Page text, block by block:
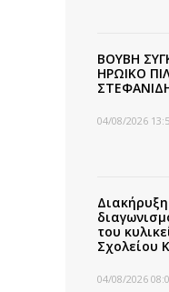
ΒΟΥΒΗ
ΗΡΩΙΚΟ
04/08/2026
του
Σχολείου
04/08/2026